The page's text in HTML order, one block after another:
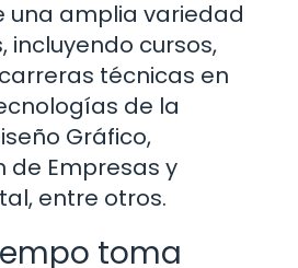
una amplia variedad
incluyendo cursos,
técnicas en
de la
Gráfico,
de Empresas y
entre otros.
toma